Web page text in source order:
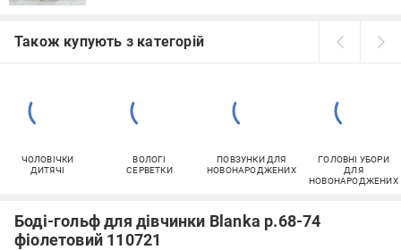
Також купують з категорій
ЧОЛОВІЧКИ
ДИТЯЧІ
ВОЛОГІ
СЕРВЕТКИ
ПОВЗУНКИ ДЛЯ
НОВОНАРОДЖЕНИХ
ГОЛОВНІ УБОРИ
ДЛЯ
НОВОНАРОДЖЕНИХ
Боді-гольф для дівчинки Blanka р.68-74
фіолетовий 110721